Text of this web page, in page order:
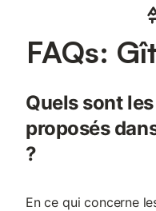
FAQs:
Quels sont
proposés
?
En ce qui concerne